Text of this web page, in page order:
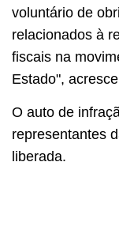
voluntário de
relacionados à
fiscais na
Estado",
O auto de
representantes
liberada.